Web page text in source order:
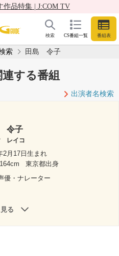
作品特集 | J:COM TV
CS番組一覧 番組表
検索
索 田島 令子
する番組
出演者名検索
令子
レイコ
2月17日生まれ
164cm
東京都出身
優・ナレーター
る